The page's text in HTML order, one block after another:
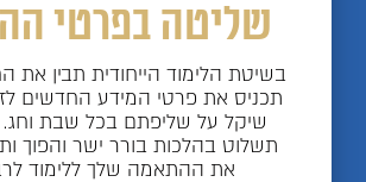
שליטה בפרטי
בשיטת הלימוד הייחודית תבין את
תכניס את פרטי המידע החדשים
שיקל על שליפתם בכל שבת וחג.
תשלוט בהלכות בורר ישר והפוך
את ההתאמה שלך ללימוד